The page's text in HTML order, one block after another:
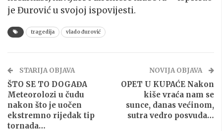
je Đurović u svojoj ispovijesti.
tragedija vlado đurović
STARIJA OBJAVA
ŠTO SE TO DOGAĐA
Meteorolozi u čudu
nakon što je uočen
ekstremno rijedak tip
tornada…
NOVIJA OBJAVA
OPET U KUPAĆE Nakon
kiše vraća nam se
sunce, danas većinom,
sutra vedro posvuda…